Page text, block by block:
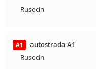
Rusocin
A1
autostrada A1
Rusocin